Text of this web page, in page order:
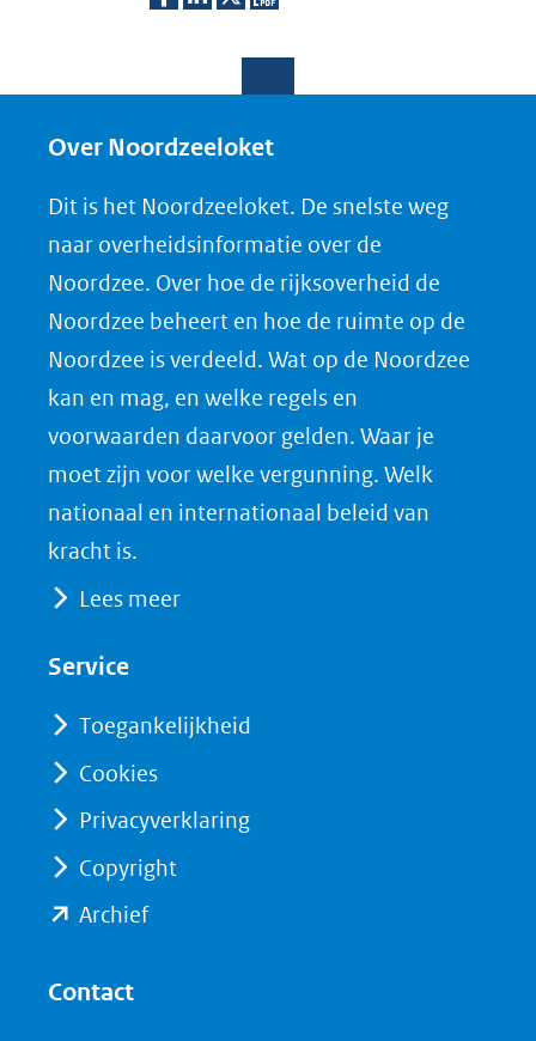
e
o
p
F
a
c
e
b
o
o
in
(verwijst
een
andere
website)
e
o
p
L
i
n
k
e
d
I
(verwijst
andere
e
o
p
X
(opent
in
nieuw
venster)
(verwijst
naar
n
o
a
d
P
D
F
Over Noordzeeloket
Dit is het Noordzeeloket. De snelste weg
naar overheidsinformatie over de
Noordzee. Over hoe de rijksoverheid de
Noordzee beheert en hoe de ruimte op de
Noordzee is verdeeld. Wat op de Noordzee
kan en mag, en welke regels en
voorwaarden daarvoor gelden. Waar je
moet zijn voor welke vergunning. Welk
nationaal en internationaal beleid van
kracht is.
Lees meer
Service
Toegankelijkheid
Cookies
Privacyverklaring
Copyright
Archief(opent
Contact